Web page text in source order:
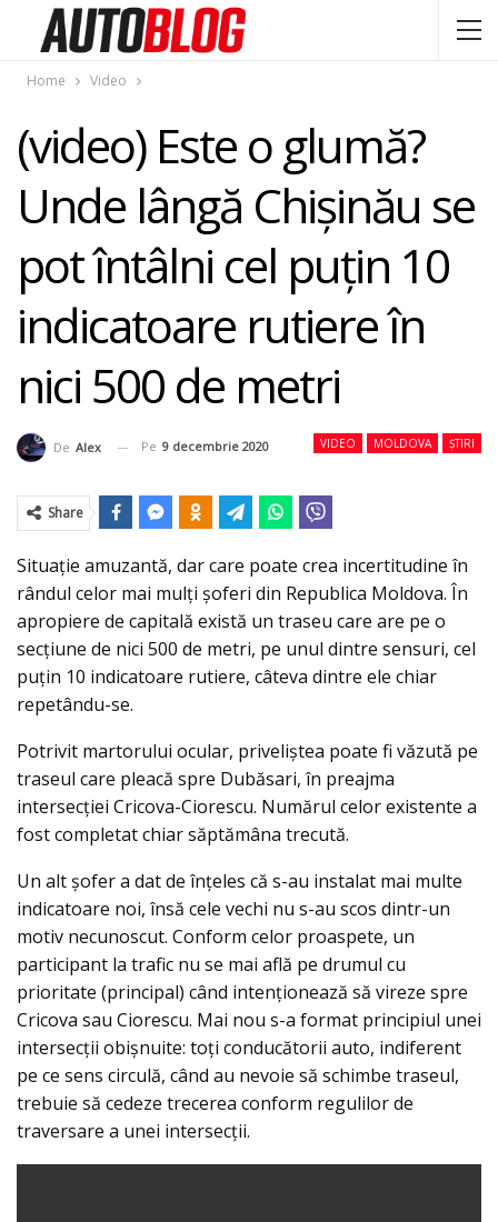
Home Video
(video) Este o glumă?
Unde lângă Chişinău se
pot întâlni cel puţin 10
indicatoare rutiere în
nici 500 de metri
VIDEO MOLDOVA ȘTIRI
De Alex Pe 9 decembrie 2020
Share
Situaţie amuzantă, dar care poate crea incertitudine în
rândul celor mai mulţi şoferi din Republica Moldova. În
apropiere de capitală există un traseu care are pe o
secţiune de nici 500 de metri, pe unul dintre sensuri, cel
puţin 10 indicatoare rutiere, câteva dintre ele chiar
repetându-se.
Potrivit martorului ocular, priveliştea poate fi văzută pe
traseul care pleacă spre Dubăsari, în preajma
intersecţiei Cricova-Ciorescu. Numărul celor existente a
fost completat chiar săptămâna trecută.
Un alt şofer a dat de înţeles că s-au instalat mai multe
indicatoare noi, însă cele vechi nu s-au scos dintr-un
motiv necunoscut. Conform celor proaspete, un
participant la trafic nu se mai află pe drumul cu
prioritate (principal) când intenționează să vireze spre
Cricova sau Ciorescu. Mai nou s-a format principiul unei
intersecţii obişnuite: toţi conducătorii auto, indiferent
pe ce sens circulă, când au nevoie să schimbe traseul,
trebuie să cedeze trecerea conform regulilor de
traversare a unei intersecţii.